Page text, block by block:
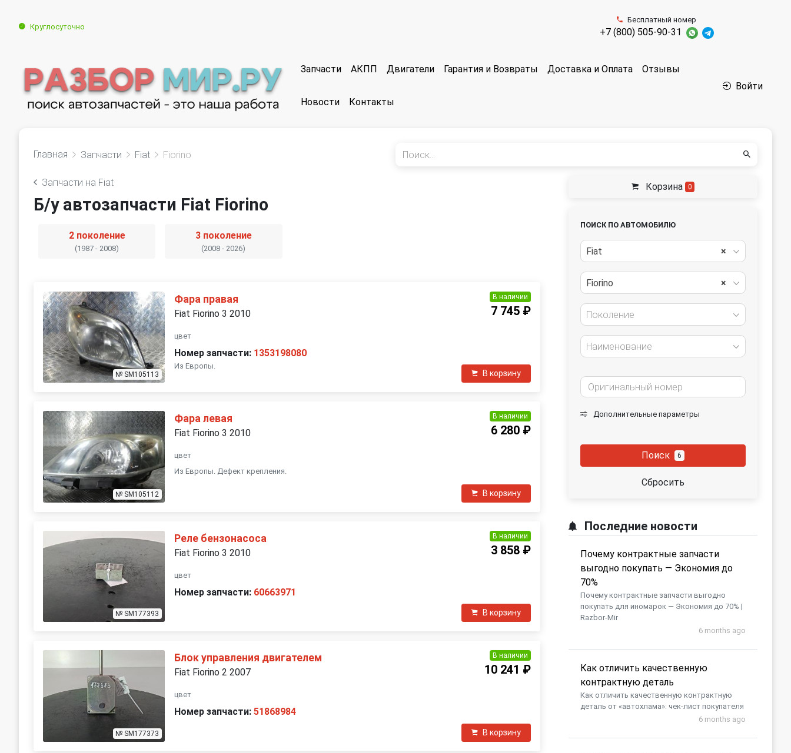
Круглосуточно
Бесплатный номер
+7 (800) 505-90-31
Запчасти АКПП Двигатели Гарантия и Возвраты Доставка и Оплата Отзывы
Новости Контакты
Войти
Главная Запчасти Fiat Fiorino
Запчасти на Fiat
Б/у автозапчасти Fiat Fiorino
2 поколение
(1987 - 2008)
3 поколение
(2008 - 2026)
№ SM105113
Фара правая
Fiat Fiorino 3 2010
цвет
Номер запчасти: 1353198080
Из Европы.
В наличии
7 745 ₽
В корзину
№ SM105112
Фара левая
Fiat Fiorino 3 2010
цвет
Из Европы. Дефект крепления.
В наличии
6 280 ₽
В корзину
№ SM177393
Реле бензонасоса
Fiat Fiorino 3 2010
цвет
Номер запчасти: 60663971
В наличии
3 858 ₽
В корзину
№ SM177373
Блок управления двигателем
Fiat Fiorino 2 2007
цвет
Номер запчасти: 51868984
В наличии
10 241 ₽
В корзину
Корзина 0
ПОИСК ПО АВТОМОБИЛЮ
×
Fiat
×
Fiorino
Поколение
Наименование
Дополнительные параметры
Поиск 6
Сбросить
Последние новости
Почему контрактные запчасти
выгодно покупать — Экономия до
70%
Почему контрактные запчасти выгодно
покупать для иномарок — Экономия до 70% |
Razbor-Mir
6 months ago
Как отличить качественную
контрактную деталь
Как отличить качественную контрактную
деталь от «автохлама»: чек-лист покупателя
6 months ago